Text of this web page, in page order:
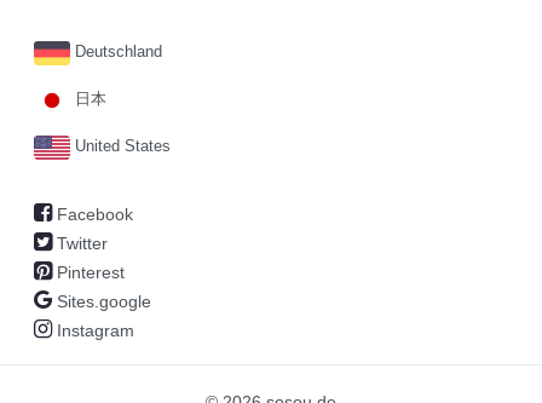
Deutschland
日本
United States
Facebook
Twitter
Pinterest
Sites.google
Instagram